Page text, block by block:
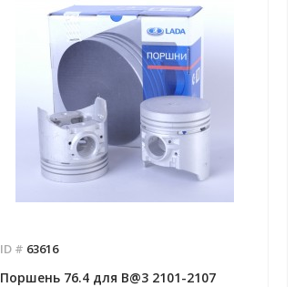
ID # 63616
Поршень 76.4 для B@3 2101-2107